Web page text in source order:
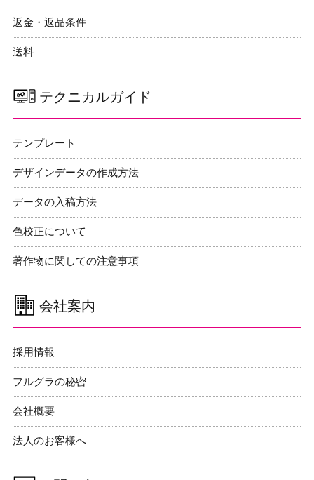
返金・返品条件
送料
テクニカルガイド
テンプレート
デザインデータの作成方法
データの入稿方法
色校正について
著作物に関しての注意事項
会社案内
採用情報
フルグラの秘密
会社概要
法人のお客様へ